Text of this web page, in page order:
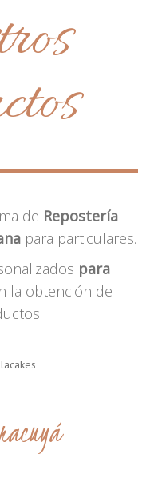
de Repostería
para particulares.
para
la obtención de